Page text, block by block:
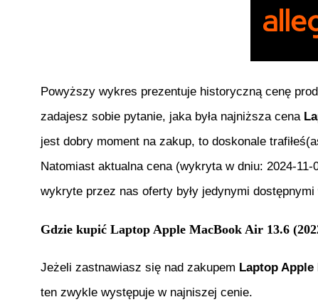
Powyższy wykres prezentuje historyczną cenę
zadajesz sobie pytanie, jaka była najniższa cena
jest dobry moment na zakup, to doskonale
Natomiast aktualna cena (wykryta w dniu: 2024-11-
wykryte przez nas oferty były jedynymi dostępnymi
Gdzie kupić Laptop Apple MacBook Air 13.6
Jeżeli zastnawiasz się nad zakupem Laptop Apple
ten zwykle występuje w najniszej cenie.